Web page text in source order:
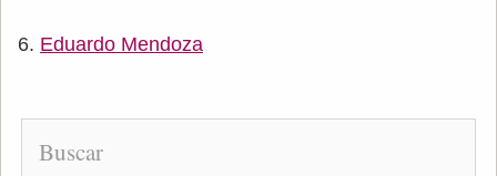
Eduardo Mendoza
Buscar